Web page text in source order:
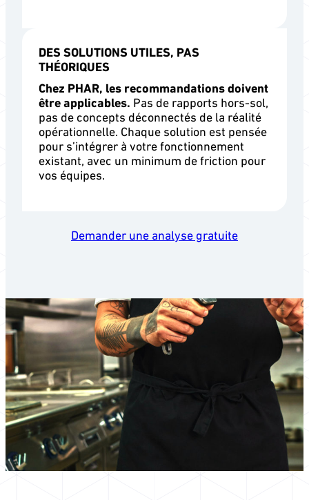
DES SOLUTIONS UTILES, PAS
THÉORIQUES
Chez PHAR, les recommandations doivent
être applicables. Pas de rapports hors-sol,
pas de concepts déconnectés de la réalité
opérationnelle. Chaque solution est pensée
pour s’intégrer à votre fonctionnement
existant, avec un minimum de friction pour
vos équipes.
Demander une analyse gratuite